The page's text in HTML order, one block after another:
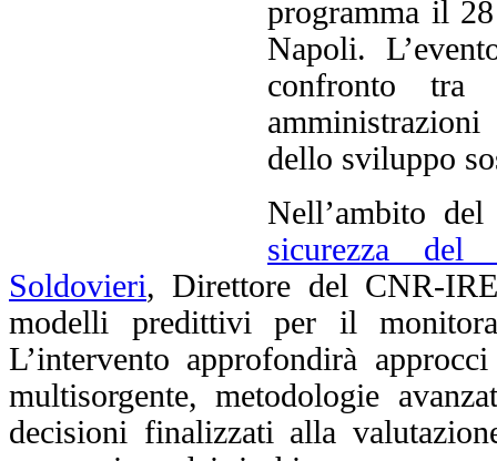
programma il
Napoli.
confronto tra
dello sviluppo
Nell’ambito
sicurezza
Soldovieri, Direttore del CNR-
modelli predittivi per il
L’intervento approfondirà
multisorgente, metodologie
decisioni finalizzati alla